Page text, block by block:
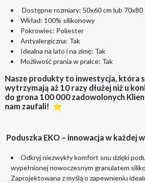
Dostępne rozmiary: 50x60 cm lub 70x80
Wkład: 100% silikonowy
Pokrowiec: Poliester
Antyalergiczna: Tak
Idealna na lato i na zimę: Tak
Możliwość prania w pralce: Tak
Nasze produkty to inwestycja, która
wytrzymają aż 10 razy dłużej niż u
do grona 100 000 zadowolonych
nam zaufali! ⭐
Poduszka EKO – innowacja w każdej
Odkryj niezwykły komfort snu dzięki
wypełnionej nowoczesnym granulatem
Zaprojektowana z myślą o zapewnieniu